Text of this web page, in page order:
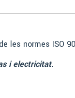
normes ISO
i electricitat.